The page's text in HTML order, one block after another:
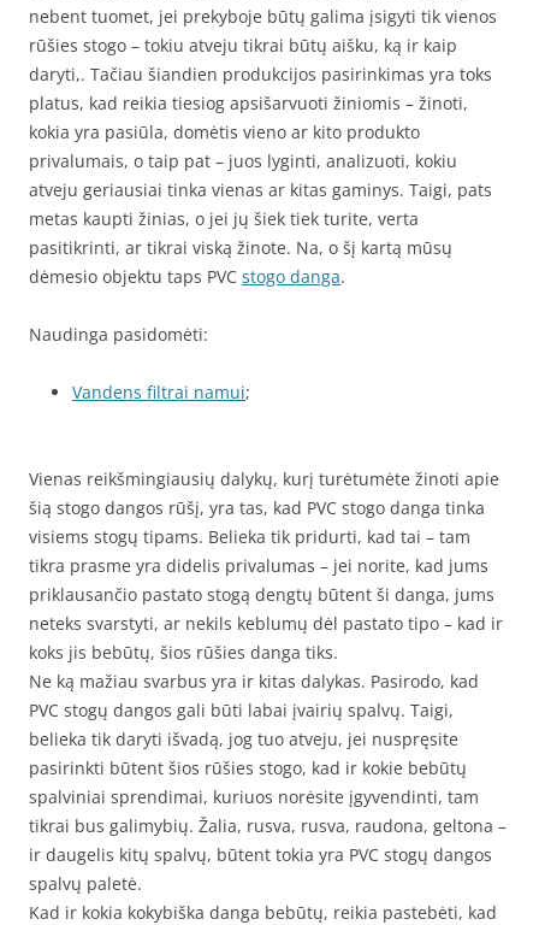
nebent tuomet, jei prekyboje būtų galima įsigyti tik vienos
rūšies stogo – tokiu atveju tikrai būtų aišku, ką ir kaip
daryti,. Tačiau šiandien produkcijos pasirinkimas yra toks
platus, kad reikia tiesiog apsišarvuoti žiniomis – žinoti,
kokia yra pasiūla, domėtis vieno ar kito produkto
privalumais, o taip pat – juos lyginti, analizuoti, kokiu
atveju geriausiai tinka vienas ar kitas gaminys. Taigi, pats
metas kaupti žinias, o jei jų šiek tiek turite, verta
pasitikrinti, ar tikrai viską žinote. Na, o šį kartą mūsų
dėmesio objektu taps PVC stogo danga.
Naudinga pasidomėti:
Vandens filtrai namui;
Vienas reikšmingiausių dalykų, kurį turėtumėte žinoti apie
šią stogo dangos rūšį, yra tas, kad PVC stogo danga tinka
visiems stogų tipams. Belieka tik pridurti, kad tai – tam
tikra prasme yra didelis privalumas – jei norite, kad jums
priklausančio pastato stogą dengtų būtent ši danga, jums
neteks svarstyti, ar nekils keblumų dėl pastato tipo – kad ir
koks jis bebūtų, šios rūšies danga tiks.
Ne ką mažiau svarbus yra ir kitas dalykas. Pasirodo, kad
PVC stogų dangos gali būti labai įvairių spalvų. Taigi,
belieka tik daryti išvadą, jog tuo atveju, jei nuspręsite
pasirinkti būtent šios rūšies stogo, kad ir kokie bebūtų
spalviniai sprendimai, kuriuos norėsite įgyvendinti, tam
tikrai bus galimybių. Žalia, rusva, rusva, raudona, geltona –
ir daugelis kitų spalvų, būtent tokia yra PVC stogų dangos
spalvų paletė.
Kad ir kokia kokybiška danga bebūtų, reikia pastebėti, kad